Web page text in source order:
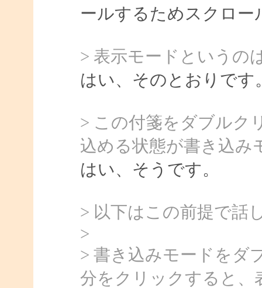
ールするためスクロー
> 表示モードというの
はい、そのとおりです
> この付箋をダブルク
込める状態が書き込み
はい、そうです。
> 以下はこの前提で話
>
> 書き込みモードをダ
分をクリックすると、